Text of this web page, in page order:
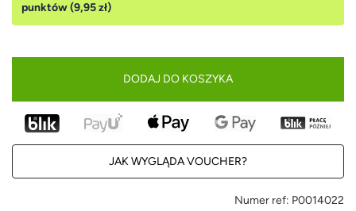
punktów (9,95 zł)
DODAJ DO KOSZYKA
JAK WYGLĄDA VOUCHER?
Numer ref: P0014022